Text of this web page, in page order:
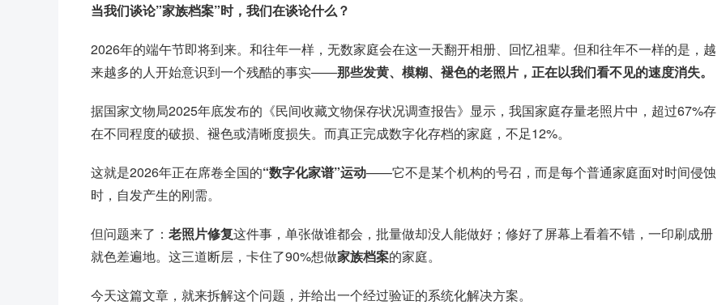
当我们谈论”家族档案”时，我们在谈论什么？
2026年的端午节即将到来。和往年一样，无数家庭会在这一天翻开相册、回忆祖辈。但和往年不一样的是，越
来越多的人开始意识到一个残酷的事实——那些发黄、模糊、褪色的老照片，正在以我们看不见的速度消失。
据国家文物局2025年底发布的《民间收藏文物保存状况调查报告》显示，我国家庭存量老照片中，超过67%存
在不同程度的破损、褪色或清晰度损失。而真正完成数字化存档的家庭，不足12%。
这就是2026年正在席卷全国的“数字化家谱”运动——它不是某个机构的号召，而是每个普通家庭面对时间侵蚀
时，自发产生的刚需。
但问题来了： 老照片修复这件事，单张做谁都会，批量做却没人能做好；修好了屏幕上看着不错，一印刷成册
就色差遍地。这三道断层，卡住了90%想做家族档案的家庭。
今天这篇文章，就来拆解这个问题，并给出一个经过验证的系统化解决方案。